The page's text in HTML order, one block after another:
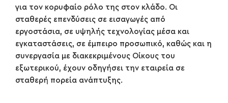
για τον κορυφαίο ρόλο της στον κλάδο. Οι
σταθερές επενδύσεις σε εισαγωγές από
εργοστάσια, σε υψηλής τεχνολογίας μέσα και
εγκαταστάσεις, σε έμπειρο προσωπικό, καθώς και η
συνεργασία με διακεκριμένους Οίκους του
εξωτερικού, έχουν οδηγήσει την εταιρεία σε
σταθερή πορεία ανάπτυξης.